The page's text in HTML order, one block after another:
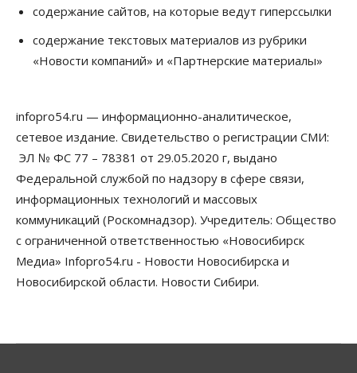
07 Августа 2026, 14:00
07 Августа 2026, 13:55
Авто Общество
Треть автовладельцев в Новосибирской области
«поставили машины на прикол»
07 Августа 2026, 13:00
Школы, библиотеки, пешеходные тротуары:
депутаты Госдумы контролируют работы на
социальных объектах
07 Августа 2026, 12:35
Синоптики рассказали о погоде в Новосибирске
содержание сайтов, на которые ведут гиперссылки
содержание текстовых материалов из рубрики
«Новости компаний» и «Партнерские материалы»
infopro54.ru — информационно-аналитическое,
сетевое издание. Свидетельство о регистрации СМИ:
ЭЛ № ФС 77 – 78381 от 29.05.2020 г, выдано
Федеральной службой по надзору в сфере связи,
информационных технологий и массовых
коммуникаций (Роскомнадзор). Учредитель: Общество
с ограниченной ответственностью «Новосибирск
Медиа» Infopro54.ru - Новости Новосибирска и
Новосибирской области. Новости Сибири.